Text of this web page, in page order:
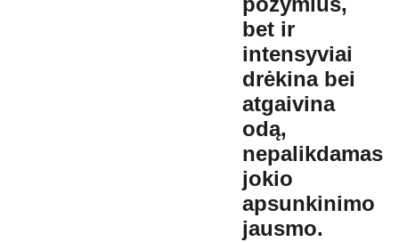
bet ir
intensyviai
drėkina bei
atgaivina
odą,
nepalikdamas
jokio
apsunkinimo
jausmo.